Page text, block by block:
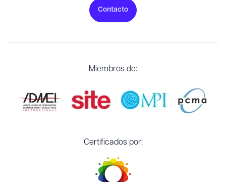
Contacto
Miembros de:
Certificados por: